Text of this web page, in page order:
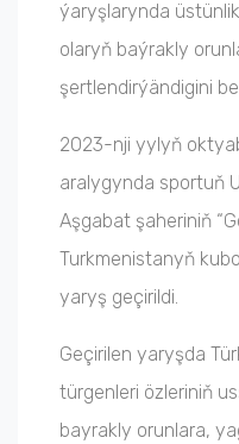
ýaryşlarynda
olaryň baýrakly
şertlendirýändigini
2023-nji yylyň
aralygynda sportuň
Aşgabat şaheriniň
Turkmenistanyň
yaryş geçirildi.
Geçirilen yaryşda
türgenleri özleriniň
bayrakly orunlara,